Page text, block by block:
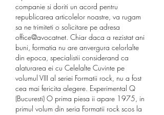
companie si doriti un acord pentru
republicarea articolelor noastre, va rugam
sa ne trimiteti o solicitare pe adresa
office@avocatnet. Chiar daca a rezistat ani
buni, formatia nu are anvergura celorlalte
din epoca, specialistii considerand ca
alaturarea ei cu Celelalte Cuvinte pe
volumul VIII al seriei Formatii rock, nu a fost
cea mai fericita alegere. Experimental Q
(Bucuresti) O prima piesa ii apare 1975, in
primul volum din seria Formatii rock scos la